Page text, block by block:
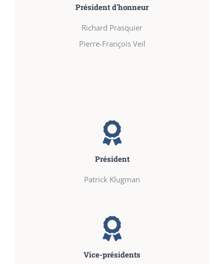
Président d'honneur
Richard Prasquier
Pierre-François Veil
Président
Patrick Klugman
Vice-présidents